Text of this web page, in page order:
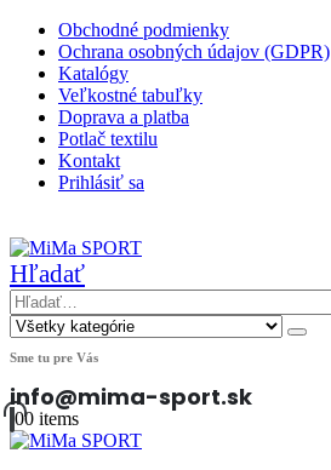
Obchodné podmienky
Ochrana osobných údajov (GDPR)
Katalógy
Veľkostné tabuľky
Doprava a platba
Potlač textilu
Kontakt
Prihlásiť sa
Hľadať
Sme tu pre Vás
info@mima-sport.sk
00 items